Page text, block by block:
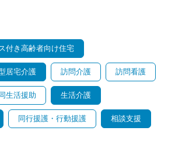
付き高齢者向け住宅
居宅介護 訪問介護 訪問看護
生活援助 生活介護
同行援護・行動援護 相談支援